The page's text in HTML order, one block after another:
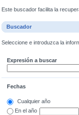
Este buscador facilita la
Buscador
Seleccione e introduzca la
Expresión a buscar
Fechas
Cualquier año
En el año